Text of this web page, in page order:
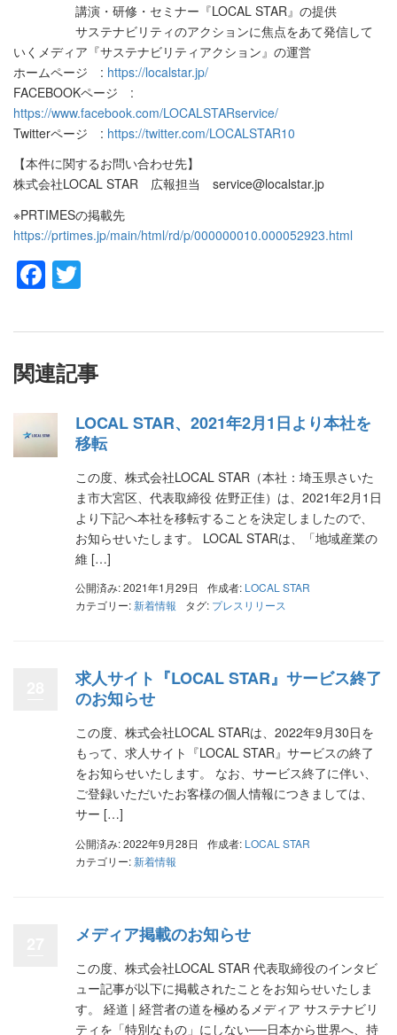
講演・研修・セミナー『LOCAL STAR』の提供
サステナビリティのアクションに焦点をあて発信して
いくメディア『サステナビリティアクション』の運営
ホームページ : https://localstar.jp/
FACEBOOKページ :
https://www.facebook.com/LOCALSTARservice/
Twitterページ : https://twitter.com/LOCALSTAR10
【本件に関するお問い合わせ先】
株式会社LOCAL STAR 広報担当 service@localstar.jp
※PRTIMESの掲載先
https://prtimes.jp/main/html/rd/p/000000010.000052923.html
Facebook
関連記事
LOCAL STAR、2021年2月1日より本社を
移転
この度、株式会社LOCAL STAR（本社：埼玉県さいた
ま市大宮区、代表取締役 佐野正佳）は、2021年2月1日
より下記へ本社を移転することを決定しましたので、
お知らせいたします。 LOCAL STARは、「地域産業の
維 […]
公開済み: 2021年1月29日 作成者: LOCAL STAR
カテゴリー:新着情報 タグ: プレスリリース
求人サイト『LOCAL STAR』サービス終了
のお知らせ
この度、株式会社LOCAL STARは、2022年9月30日を
もって、求人サイト『LOCAL STAR』サービスの終了
をお知らせいたします。 なお、サービス終了に伴い、
ご登録いただいたお客様の個人情報につきましては、
サー […]
公開済み: 2022年9月28日 作成者: LOCAL STAR
カテゴリー:新着情報
メディア掲載のお知らせ
この度、株式会社LOCAL STAR 代表取締役のインタビ
ュー記事が以下に掲載されたことをお知らせいたしま
す。 経道 | 経営者の道を極めるメディア サステナビリ
ティを「特別なもの」にしない──日本から世界へ、持